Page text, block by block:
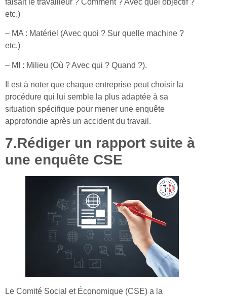
faisait le travailleur ? Comment ? Avec quel objectif ?
etc.)
– MA : Matériel (Avec quoi ? Sur quelle machine ?
etc.)
– MI : Milieu (Où ? Avec qui ? Quand ?).
Il est à noter que chaque entreprise peut choisir la
procédure qui lui semble la plus adaptée à sa
situation spécifique pour mener une enquête
approfondie après un accident du travail.
7.Rédiger un rapport suite à
une enquête CSE
Le Comité Social et Économique (CSE) a la